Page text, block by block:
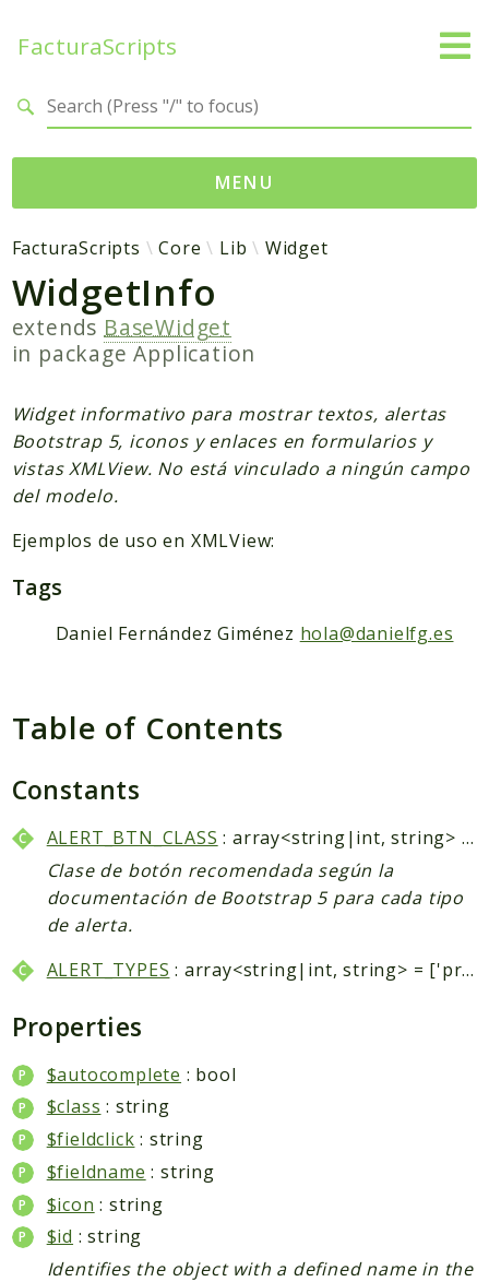
FacturaScripts
MENU
Web
← facturascripts.com
Namespaces
FacturaScripts
Dinamic
Packages
Application
Reports
Errors
Indices
FacturaScripts Core Lib Widget
WidgetInfo
extends BaseWidget
in packageApplication
Widget informativo para mostrar textos, alertas
Bootstrap 5, iconos y enlaces en formularios y
vistas XMLView. No está vinculado a ningún campo
del modelo.
Ejemplos de uso en XMLView:
Tags
Daniel Fernández Giménez hola@danielfg.es
Table of Contents
Constants
ALERT_BTN_CLASS
: array<string|int, string> = ['primary' => 'btn-primary', 'secondary' => 'bt...
Clase de botón recomendada según la
documentación de Bootstrap 5 para cada tipo
de alerta.
ALERT_TYPES
: array<string|int, string> = ['primary', 'secondary', 'success', 'danger', '...
Properties
$autocomplete : bool
$class : string
$fieldclick : string
$fieldname : string
$icon : string
$id : string
Identifies the object with a defined name in the
Search results